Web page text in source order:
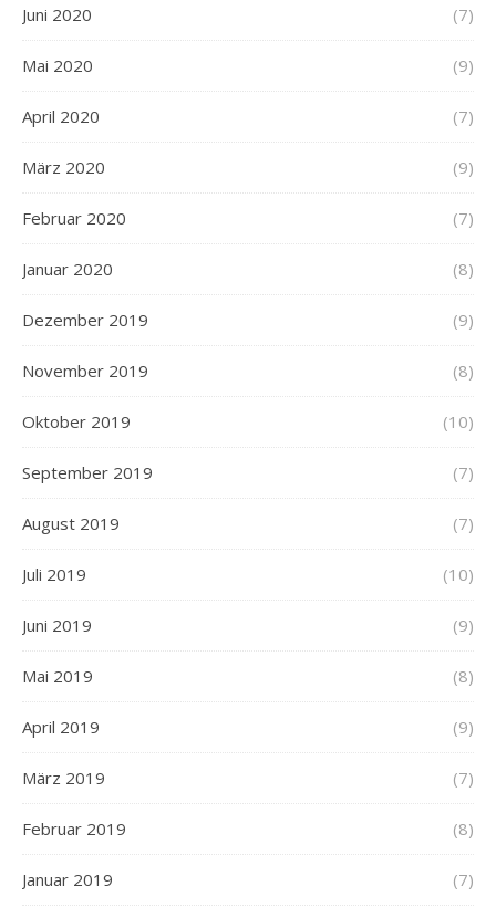
Juni 2020 (7)
Mai 2020 (9)
April 2020 (7)
März 2020 (9)
Februar 2020 (7)
Januar 2020 (8)
Dezember 2019 (9)
November 2019 (8)
Oktober 2019 (10)
September 2019 (7)
August 2019 (7)
Juli 2019 (10)
Juni 2019 (9)
Mai 2019 (8)
April 2019 (9)
März 2019 (7)
Februar 2019 (8)
Januar 2019 (7)